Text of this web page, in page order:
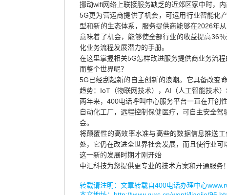
挪动wifi网络上联接服务缺乏的近郊区家中时，内
5G更为营运商提供了机会，可运用行业智能化
型和新的生态体系，服务提供商能够在2026年
意味着了机会，能够使全部行业的收益提高36
化业务流程发展潜力的手册。
在这里掌握相关5G怎样改进服务提供商业务流程
而整个世界呢？
5G已经刮起新的自主创新的浪潮。它具备改变
趋势：IoT（物联网技术），AI（人工智能技术）
两年来，400电话呼叫中心服务平台一直在开创
自动化工厂，远程控制保健医疗，可自主安全
会。
将颠覆性的高效率水准与高些的数据信息推送
处，它仍在改进全世界社会发展，而且使行业可
这一新的发展时期才刚开始
中汇科技为您提供更专业的技术方案和开通服务！
转载请注明：文章转载自400电话办理中心